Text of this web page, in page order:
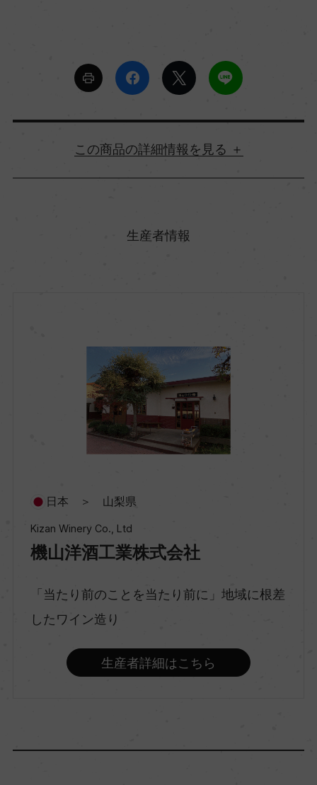
詳細情報
スティルワイン
味わい
メルロー 40%/ブラック・クイーン 35%/カベル
ネ・ソーヴィニヨン 15%/プティ・ヴェルド 8%/そ
アルコール度数
生産者情報
日本 ＞ 山梨県
Kizan Winery Co., Ltd
機山洋酒工業株式会社
「当たり前のことを当たり前に」地域に根差
したワイン造り
生産者詳細はこちら